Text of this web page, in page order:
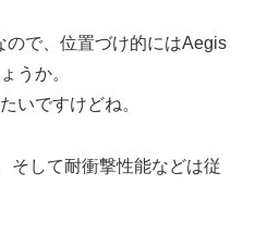
ので、位置づけ的にはAegis
うか。
いですけどね。
そして耐衝撃性能などは従